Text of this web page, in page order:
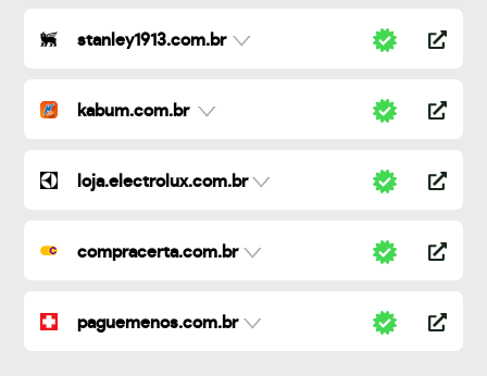
stanley1913.com.br
kabum.com.br
loja.electrolux.com.br
compracerta.com.br
paguemenos.com.br